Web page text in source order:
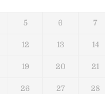
5 6 7
12 13 14
19 20 21
26 27 28